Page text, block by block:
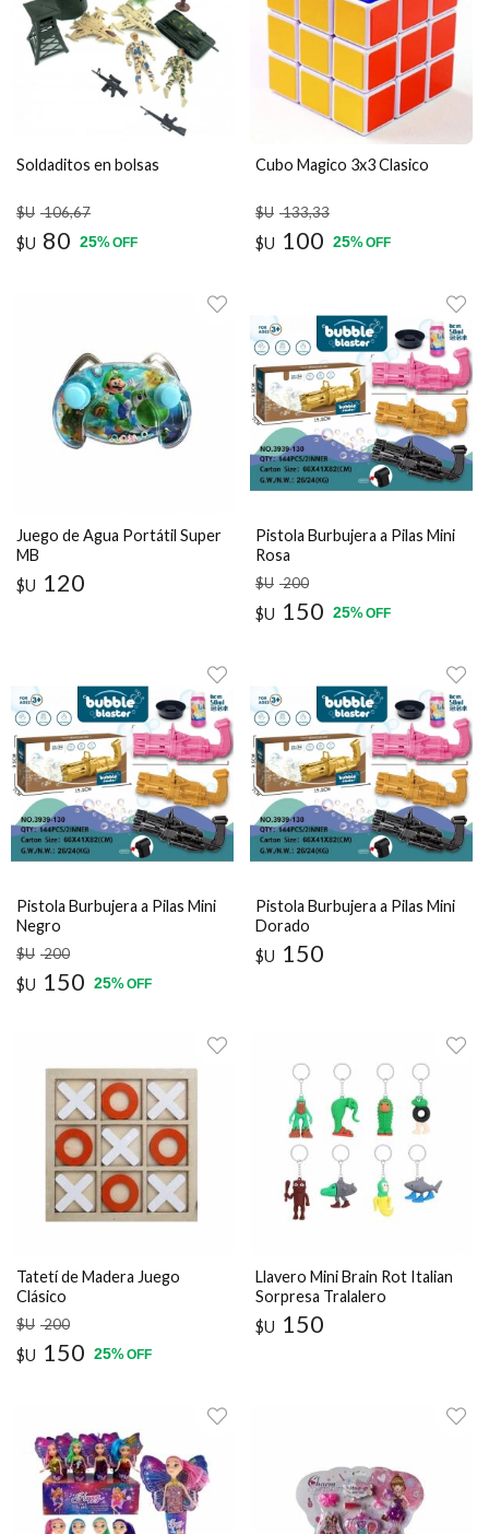
Soldaditos en bolsas
$U 106,67
$U 80 25%OFF
Cubo Magico 3x3 Clasico
$U 133,33
$U 100 25%OFF
Juego de Agua Portátil Super
MB
$U 120
Pistola Burbujera a Pilas Mini
Rosa
$U 200
$U 150 25%OFF
Pistola Burbujera a Pilas Mini
Negro
$U 200
$U 150 25%OFF
Pistola Burbujera a Pilas Mini
Dorado
$U 150
Tatetí de Madera Juego
Clásico
$U 200
$U 150 25%OFF
Llavero Mini Brain Rot Italian
Sorpresa Tralalero
$U 150